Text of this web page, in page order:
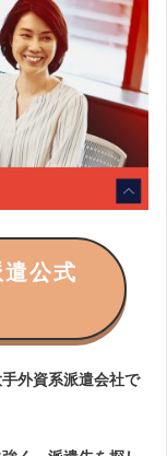
公式
外資系派遣会社で